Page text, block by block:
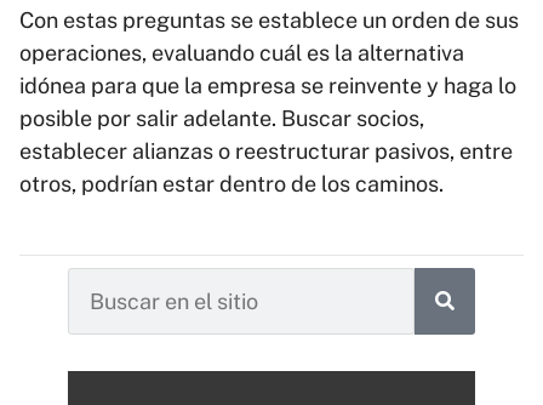
Con estas preguntas se establece un orden de sus
operaciones, evaluando cuál es la alternativa
idónea para que la empresa se reinvente y haga lo
posible por salir adelante. Buscar socios,
establecer alianzas o reestructurar pasivos, entre
otros, podrían estar dentro de los caminos.